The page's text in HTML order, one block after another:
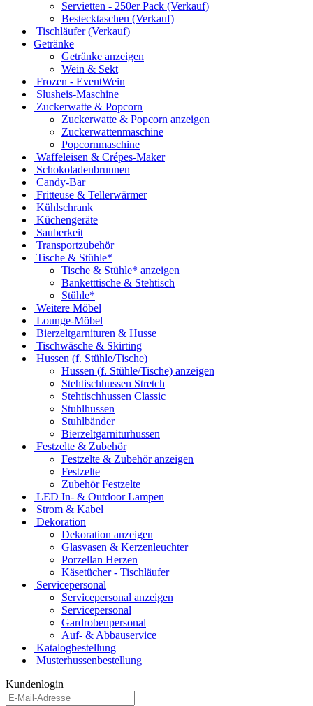
Servietten - 250er Pack (Verkauf)
Bestecktaschen (Verkauf)
Tischläufer (Verkauf)
Getränke
Getränke anzeigen
Wein & Sekt
Frozen - EventWein
Slusheis-Maschine
Zuckerwatte & Popcorn
Zuckerwatte & Popcorn anzeigen
Zuckerwattenmaschine
Popcornmaschine
Waffeleisen & Crépes-Maker
Schokoladenbrunnen
Candy-Bar
Fritteuse & Tellerwärmer
Kühlschrank
Küchengeräte
Sauberkeit
Transportzubehör
Tische & Stühle*
Tische & Stühle* anzeigen
Banketttische & Stehtisch
Stühle*
Weitere Möbel
Lounge-Möbel
Bierzeltgarnituren & Husse
Tischwäsche & Skirting
Hussen (f. Stühle/Tische)
Hussen (f. Stühle/Tische) anzeigen
Stehtischhussen Stretch
Stehtischhussen Classic
Stuhlhussen
Stuhlbänder
Bierzeltgarniturhussen
Festzelte & Zubehör
Festzelte & Zubehör anzeigen
Festzelte
Zubehör Festzelte
LED In- & Outdoor Lampen
Strom & Kabel
Dekoration
Dekoration anzeigen
Glasvasen & Kerzenleuchter
Porzellan Herzen
Käsetücher - Tischläufer
Servicepersonal
Servicepersonal anzeigen
Servicepersonal
Gardrobenpersonal
Auf- & Abbauservice
Katalogbestellung
Musterhussenbestellung
Kundenlogin